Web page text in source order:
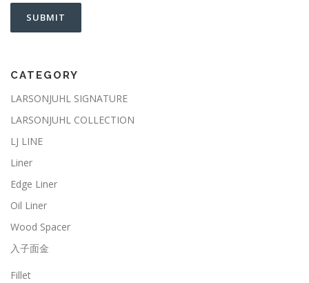
CATEGORY
LARSONJUHL SIGNATURE
LARSONJUHL COLLECTION
LJ LINE
Liner
Edge Liner
Oil Liner
Wood Spacer
入子面金
Fillet